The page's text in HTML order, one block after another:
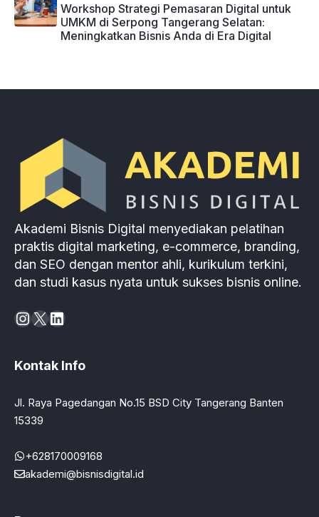
Workshop Strategi Pemasaran Digital untuk
UMKM di Serpong Tangerang Selatan:
Meningkatkan Bisnis Anda di Era Digital
Akademi Bisnis Digital menyediakan pelatihan
praktis digital marketing, e-commerce, branding,
dan SEO dengan mentor ahli, kurikulum terkini,
dan studi kasus nyata untuk sukses bisnis online.
Instagram
X LinkedIn
Kontak Info
Jl. Raya Pagedangan No.15 BSD City Tangerang Banten
15339
+628170009168
akademi@bisnisdigital.id